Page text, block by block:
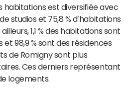
habitations est diversifiée avec
studios et 75,8 % d’habitations
1,1 % des habitations sont
98,9 % sont des résidences
de Romigny sont plus
Ces derniers représentant
logements.